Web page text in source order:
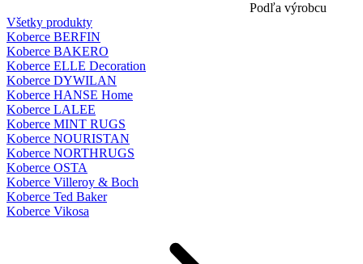
Podľa výrobcu
Všetky produkty
Koberce BERFIN
Koberce BAKERO
Koberce ELLE Decoration
Koberce DYWILAN
Koberce HANSE Home
Koberce LALEE
Koberce MINT RUGS
Koberce NOURISTAN
Koberce NORTHRUGS
Koberce OSTA
Koberce Villeroy & Boch
Koberce Ted Baker
Koberce Vikosa